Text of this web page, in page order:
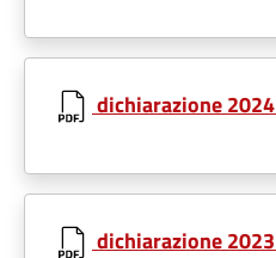
dichiarazione 2024
dichiarazione 2023